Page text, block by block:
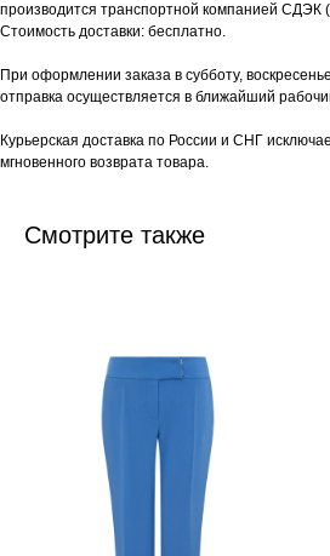
производится транспортной компанией СДЭК
Стоимость доставки: бесплатно.
При оформлении заказа в субботу,
отправка осуществляется в ближайший
Курьерская доставка по России и СНГ
мгновенного возврата товара.
Смотрите также